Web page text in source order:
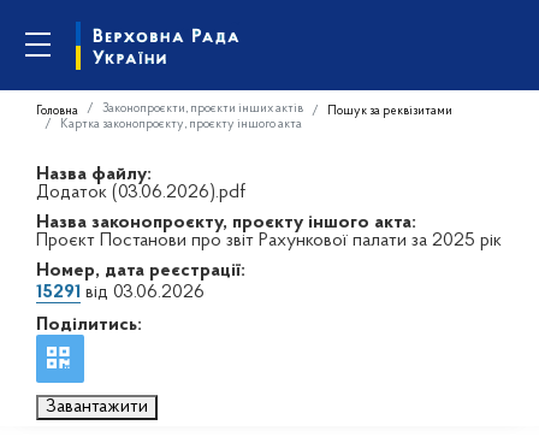
Головна Законопроєкти, проєкти інших актів
Пошук за реквізитами
Картка законопроєкту, проєкту іншого акта
Назва файлу:
Додаток (03.06.2026).pdf
Назва законопроєкту, проєкту іншого акта:
Проєкт Постанови про звіт Рахункової палати за 2025 рік
Номер, дата реєстрації:
15291 від 03.06.2026
Поділитись:
Завантажити